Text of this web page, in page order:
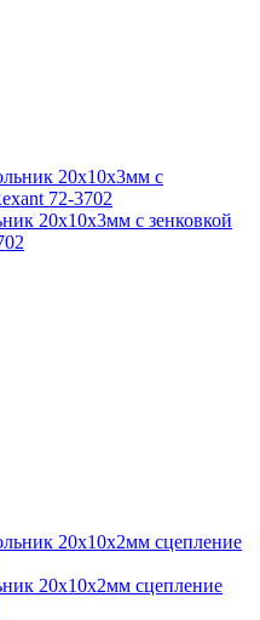
20х10х3мм с зенковкой
20х10х2мм сцепление